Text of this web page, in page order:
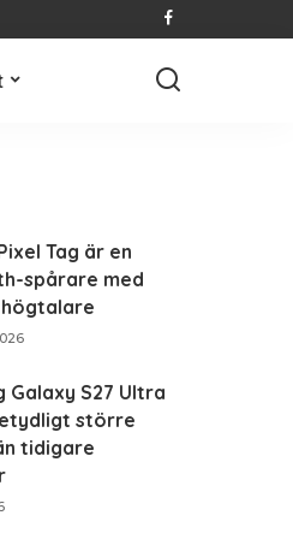
Tag är en
spårare med
Galaxy S27 Ultra
större
tidigare